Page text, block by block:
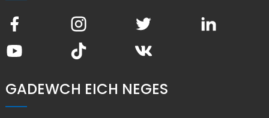
GADEWCH EICH NEGES